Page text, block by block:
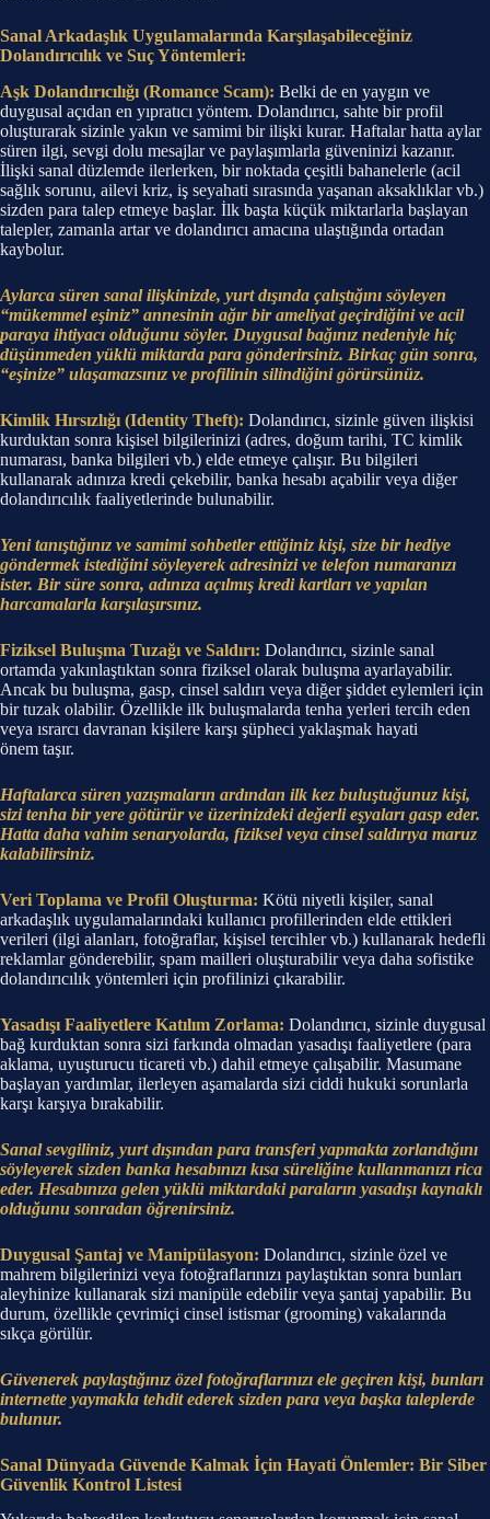
Sanal Arkadaşlık Uygulamalarında Karşılaşabileceğiniz
Dolandırıcılık ve Suç Yöntemleri:
Aşk Dolandırıcılığı (Romance Scam): Belki de en yaygın ve
duygusal açıdan en yıpratıcı yöntem. Dolandırıcı, sahte bir profil
oluşturarak sizinle yakın ve samimi bir ilişki kurar. Haftalar hatta aylar
süren ilgi, sevgi dolu mesajlar ve paylaşımlarla güveninizi kazanır.
İlişki sanal düzlemde ilerlerken, bir noktada çeşitli bahanelerle (acil
sağlık sorunu, ailevi kriz, iş seyahati sırasında yaşanan aksaklıklar vb.)
sizden para talep etmeye başlar. İlk başta küçük miktarlarla başlayan
talepler, zamanla artar ve dolandırıcı amacına ulaştığında ortadan
kaybolur.
Aylarca süren sanal ilişkinizde, yurt dışında çalıştığını söyleyen
“mükemmel eşiniz” annesinin ağır bir ameliyat geçirdiğini ve acil
paraya ihtiyacı olduğunu söyler. Duygusal bağınız nedeniyle hiç
düşünmeden yüklü miktarda para gönderirsiniz. Birkaç gün sonra,
“eşinize” ulaşamazsınız ve profilinin silindiğini görürsünüz.
Kimlik Hırsızlığı (Identity Theft): Dolandırıcı, sizinle güven ilişkisi
kurduktan sonra kişisel bilgilerinizi (adres, doğum tarihi, TC kimlik
numarası, banka bilgileri vb.) elde etmeye çalışır. Bu bilgileri
kullanarak adınıza kredi çekebilir, banka hesabı açabilir veya diğer
dolandırıcılık faaliyetlerinde bulunabilir.
Yeni tanıştığınız ve samimi sohbetler ettiğiniz kişi, size bir hediye
göndermek istediğini söyleyerek adresinizi ve telefon numaranızı
ister. Bir süre sonra, adınıza açılmış kredi kartları ve yapılan
harcamalarla karşılaşırsınız.
Fiziksel Buluşma Tuzağı ve Saldırı: Dolandırıcı, sizinle sanal
ortamda yakınlaştıktan sonra fiziksel olarak buluşma ayarlayabilir.
Ancak bu buluşma, gasp, cinsel saldırı veya diğer şiddet eylemleri için
bir tuzak olabilir. Özellikle ilk buluşmalarda tenha yerleri tercih eden
veya ısrarcı davranan kişilere karşı şüpheci yaklaşmak hayati
önem taşır.
Haftalarca süren yazışmaların ardından ilk kez buluştuğunuz kişi,
sizi tenha bir yere götürür ve üzerinizdeki değerli eşyaları gasp eder.
Hatta daha vahim senaryolarda, fiziksel veya cinsel saldırıya maruz
kalabilirsiniz.
Veri Toplama ve Profil Oluşturma: Kötü niyetli kişiler, sanal
arkadaşlık uygulamalarındaki kullanıcı profillerinden elde ettikleri
verileri (ilgi alanları, fotoğraflar, kişisel tercihler vb.) kullanarak hedefli
reklamlar gönderebilir, spam mailleri oluşturabilir veya daha sofistike
dolandırıcılık yöntemleri için profilinizi çıkarabilir.
Yasadışı Faaliyetlere Katılım Zorlama: Dolandırıcı, sizinle duygusal
bağ kurduktan sonra sizi farkında olmadan yasadışı faaliyetlere (para
aklama, uyuşturucu ticareti vb.) dahil etmeye çalışabilir. Masumane
başlayan yardımlar, ilerleyen aşamalarda sizi ciddi hukuki sorunlarla
karşı karşıya bırakabilir.
Sanal sevgiliniz, yurt dışından para transferi yapmakta zorlandığını
söyleyerek sizden banka hesabınızı kısa süreliğine kullanmanızı rica
eder. Hesabınıza gelen yüklü miktardaki paraların yasadışı kaynaklı
olduğunu sonradan öğrenirsiniz.
Duygusal Şantaj ve Manipülasyon: Dolandırıcı, sizinle özel ve
mahrem bilgilerinizi veya fotoğraflarınızı paylaştıktan sonra bunları
aleyhinize kullanarak sizi manipüle edebilir veya şantaj yapabilir. Bu
durum, özellikle çevrimiçi cinsel istismar (grooming) vakalarında
sıkça görülür.
Güvenerek paylaştığınız özel fotoğraflarınızı ele geçiren kişi, bunları
internette yaymakla tehdit ederek sizden para veya başka taleplerde
bulunur.
Sanal Dünyada Güvende Kalmak İçin Hayati Önlemler: Bir Siber
Güvenlik Kontrol Listesi